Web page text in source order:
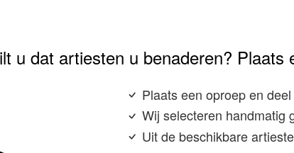
u dat artiesten u benaderen? Plaats
Plaats een oproep en
Wij selecteren handmatig
Uit de beschikbare